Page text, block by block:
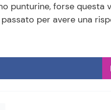
punturine, forse questa
per avere una